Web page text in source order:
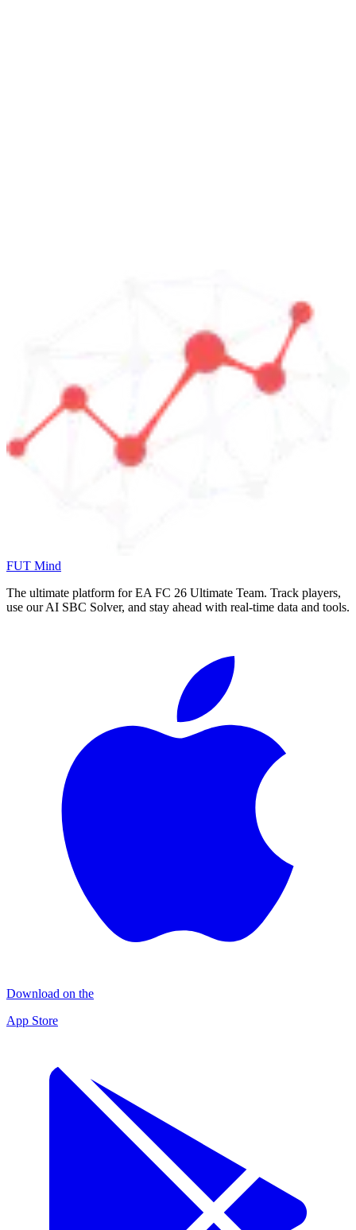
FUT Mind
The ultimate platform for EA FC 26 Ultimate Team. Track players,
use our AI SBC Solver, and stay ahead with real-time data and tools.
Download on the
App Store